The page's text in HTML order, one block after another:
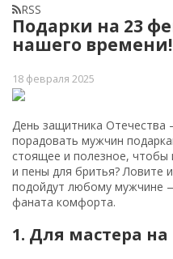
RSS
Подарки на 23
нашего времени!
18 февраля 2025
День защитника
порадовать мужчин
стоящее и полезное, чтобы
и пены для бритья? Ловите
подойдут любому мужчине
фаната комфорта.
1. Для мастера на